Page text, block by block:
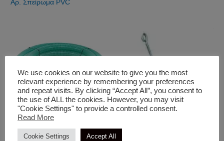
Αρ. Σπείρωμα PVC
Άρδευση & Είδη Κήπου
We use cookies on our website to give you the most
relevant experience by remembering your preferences
and repeat visits. By clicking “Accept All”, you consent to
the use of ALL the cookies. However, you may visit
"Cookie Settings" to provide a controlled consent.
Read More
Cookie Settings Accept All